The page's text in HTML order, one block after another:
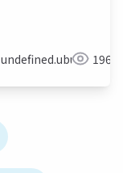
undefined.ubukata196